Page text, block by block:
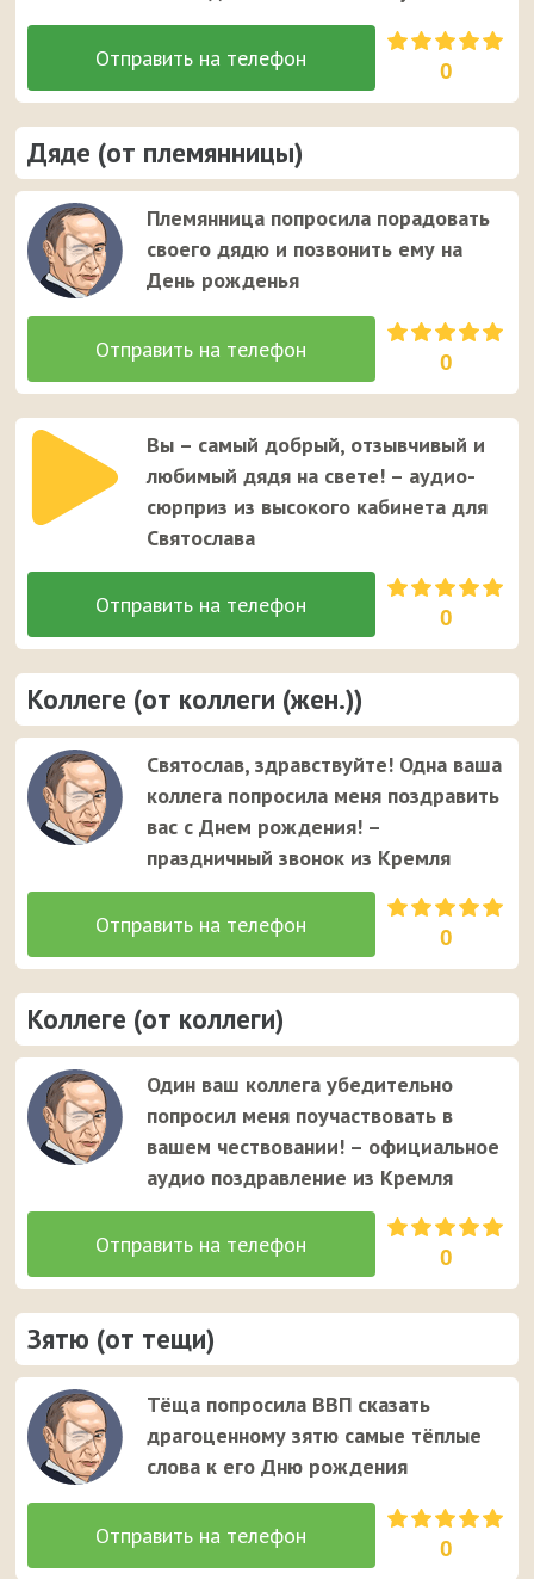
0
Дяде (от племянницы)
Племянница попросила порадовать
своего дядю и позвонить ему на
День рожденья
0
Вы – самый добрый, отзывчивый и
любимый дядя на свете! – аудио-
сюрприз из высокого кабинета для
Святослава
0
Коллеге (от коллеги (жен.))
Святослав, здравствуйте! Одна ваша
коллега попросила меня поздравить
вас с Днем рождения! –
праздничный звонок из Кремля
0
Коллеге (от коллеги)
Один ваш коллега убедительно
попросил меня поучаствовать в
вашем чествовании! – официальное
аудио поздравление из Кремля
0
Зятю (от тещи)
Тёща попросила ВВП сказать
драгоценному зятю самые тёплые
слова к его Дню рождения
0